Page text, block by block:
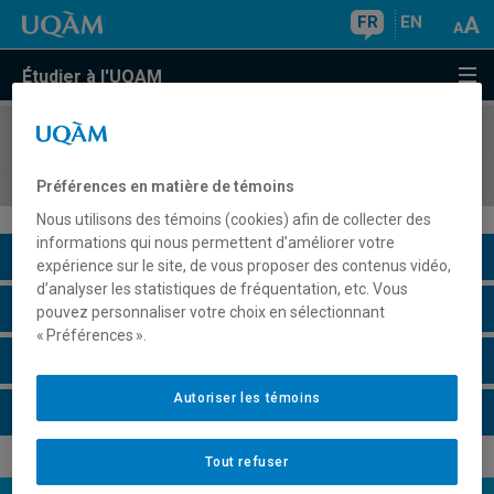
FR EN
Étudier à l'UQAM
COURS//
Description du cours
Horaire - Été 2026
Préférences en matière de témoins
Nous utilisons des témoins (cookies) afin de collecter des
informations qui nous permettent d’améliorer votre
expérience sur le site, de vous proposer des contenus vidéo,
d’analyser les statistiques de fréquentation, etc. Vous
pouvez personnaliser votre choix en sélectionnant
« Préférences ».
Tout refuser
Autoriser les témoins